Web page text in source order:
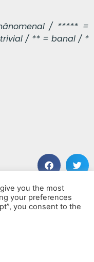
/ ***** =
/ ** = banal / *
NÄCHSTER BEITRAG
Home
you the most
your preferences
you consent to the